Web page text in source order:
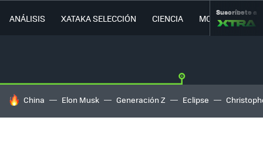
ANÁLISIS XATAKA SELECCIÓN CIENCIA MOVILIDAD
Suscríbete a
HOY SE HABLA DE
China Elon Musk Generación Z Eclipse